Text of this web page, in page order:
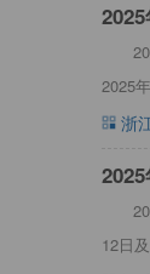
2025
浙
12日